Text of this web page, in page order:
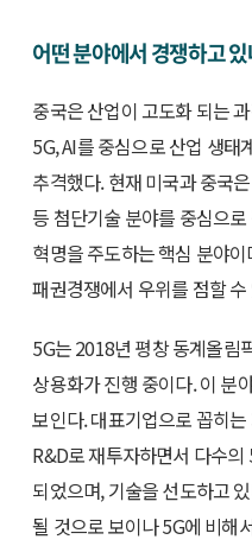
어떤 분야에서 경쟁하고
중국은 산업이 고도화 되는
5G, AI를 중심으로 산업 생태
추격했다. 현재 미국과 중국
등 첨단기술 분야를 중심으
혁명을 주도하는 핵심 분야
패권경쟁에서 우위를 점할 수
5G는 2018년 평창 동계올림
상용화가 진행 중이다. 이 분
보인다. 대표기업으로 꼽히
R&D로 재투자하면서 다수
되었으며, 기술을 선도하고
될 것으로 보이나 5G에 비해